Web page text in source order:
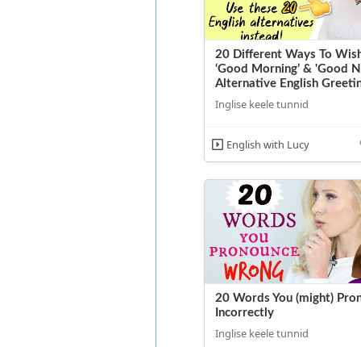
20 Different Ways To
‘Good Morning’ & 'Good
Alternative English
Inglise keele tunnid
English with Lucy
20 Words You (might)
Incorrectly
Inglise keele tunnid